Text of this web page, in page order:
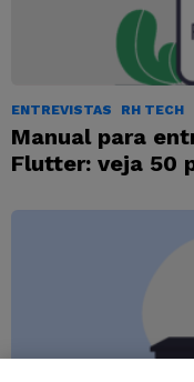
ENTREVISTAS RH TECH
Manual para
Flutter: veja 50